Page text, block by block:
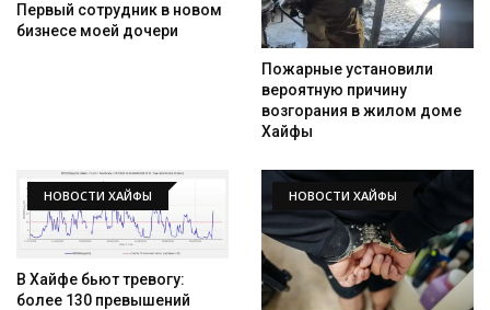
Первый сотрудник в новом
бизнесе моей дочери
Пожарные установили
вероятную причину
возгорания в жилом доме
Хайфы
НОВОСТИ ХАЙФЫ
В Хайфе бьют тревогу:
более 130 превышений
НОВОСТИ ХАЙФЫ